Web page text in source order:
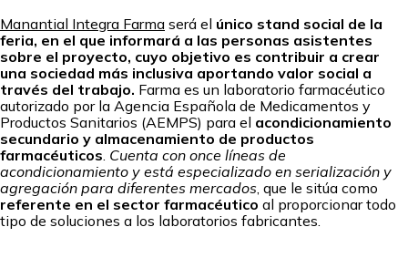
Manantial Integra Farma será el único stand social de la
feria, en el que informará a las personas asistentes
sobre el proyecto, cuyo objetivo es contribuir a crear
una sociedad más inclusiva aportando valor social a
través del trabajo. Farma es un laboratorio farmacéutico
autorizado por la Agencia Española de Medicamentos y
Productos Sanitarios (AEMPS) para el acondicionamiento
secundario y almacenamiento de productos
farmacéuticos Cuenta con once líneas de
acondicionamiento y está especializado en serialización y
agregación para diferentes mercados , que le sitúa como
referente en el sector farmacéutico al proporcionar todo
tipo de soluciones a los laboratorios fabricantes.